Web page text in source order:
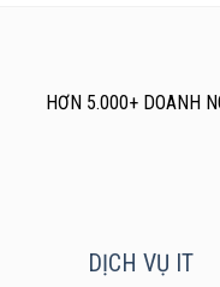
HƠN 5.000+ DOANH
DỊCH VỤ IT